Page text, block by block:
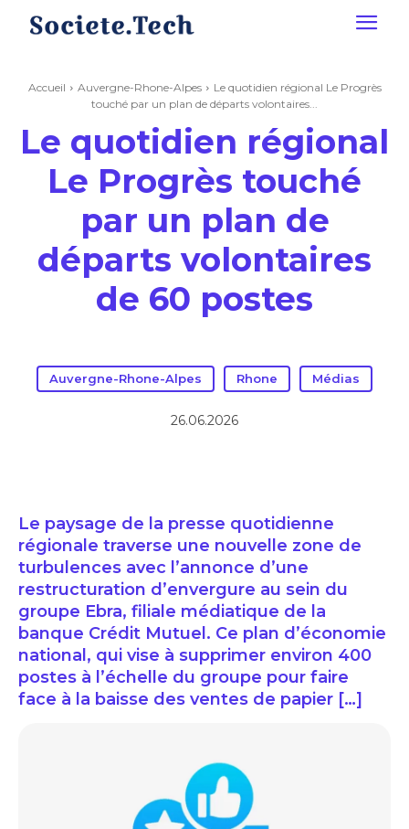
Accueil Auvergne-Rhone-Alpes
Le quotidien régional Le Progrès
touché par un plan de départs volontaires...
Le quotidien régional
Le Progrès touché
par un plan de
départs volontaires
de 60 postes
Auvergne-Rhone-Alpes Rhone Médias
26.06.2026
Le paysage de la presse quotidienne
régionale traverse une nouvelle zone de
turbulences avec l’annonce d’une
restructuration d’envergure au sein du
groupe Ebra, filiale médiatique de la
banque Crédit Mutuel. Ce plan d’économie
national, qui vise à supprimer environ 400
postes à l’échelle du groupe pour faire
face à la baisse des ventes de papier […]